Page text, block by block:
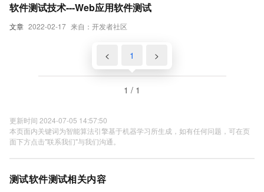
文章 2022-02-17 来自：开发者社区
软件测试技术---Web应用软件测试
< 1 >
1 / 1
更新时间 2024-07-05 14:57:50
本页面内关键词为智能算法引擎基于机器学习所生成，如有任何问题，可在页
面下方点击"联系我们"与我们沟通。
测试软件测试相关内容